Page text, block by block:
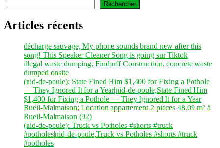
Rechercher
Articles récents
décharge sauvage, My phone sounds brand new after this
song! This Speaker Cleaner Song is going sur Tiktok
illegal waste dumping; Findorff Construction, concrete waste
dumped onsite
(nid-de-poule): State Fined Him $1,400 for Fixing a Pothole
— They Ignored It for a Year|nid-de-poule,State Fined Him
$1,400 for Fixing a Pothole — They Ignored It for a Year
Rueil-Malmaison; Location appartement 2 pièces 48.09 m² à
Rueil-Malmaison (92)
(nid-de-poule): Truck vs Potholes #shorts #truck
#potholes|nid-de-poule,Truck vs Potholes #shorts #truck
#potholes